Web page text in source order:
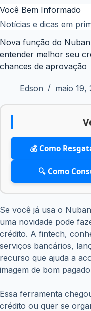
Pular
para
conteúdo
Você Bem Informado
Notícias e dicas em
Nova função do
entender melhor seu
chances de aprovação
Edson maio 19,
💰 Como
🔍 Como
Se você já usa o
uma novidade pode
crédito. A fintech,
serviços bancários,
recurso que ajuda a
imagem de bom
Essa ferramenta
crédito ou quer se